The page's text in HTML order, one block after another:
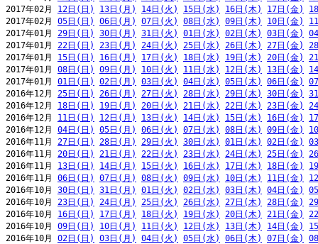
2017年02月 12日(日) 13日(月) 14日(火) 15日(水) 16日(木) 17日(金)
2017年02月 05日(日) 06日(月) 07日(火) 08日(水) 09日(木) 10日(金)
2017年01月 29日(日) 30日(月) 31日(火) 01日(水) 02日(木) 03日(金)
2017年01月 22日(日) 23日(月) 24日(火) 25日(水) 26日(木) 27日(金)
2017年01月 15日(日) 16日(月) 17日(火) 18日(水) 19日(木) 20日(金)
2017年01月 08日(日) 09日(月) 10日(火) 11日(水) 12日(木) 13日(金)
2017年01月 01日(日) 02日(月) 03日(火) 04日(水) 05日(木) 06日(金)
2016年12月 25日(日) 26日(月) 27日(火) 28日(水) 29日(木) 30日(金)
2016年12月 18日(日) 19日(月) 20日(火) 21日(水) 22日(木) 23日(金)
2016年12月 11日(日) 12日(月) 13日(火) 14日(水) 15日(木) 16日(金)
2016年12月 04日(日) 05日(月) 06日(火) 07日(水) 08日(木) 09日(金)
2016年11月 27日(日) 28日(月) 29日(火) 30日(水) 01日(木) 02日(金)
2016年11月 20日(日) 21日(月) 22日(火) 23日(水) 24日(木) 25日(金)
2016年11月 13日(日) 14日(月) 15日(火) 16日(水) 17日(木) 18日(金)
2016年11月 06日(日) 07日(月) 08日(火) 09日(水) 10日(木) 11日(金)
2016年10月 30日(日) 31日(月) 01日(火) 02日(水) 03日(木) 04日(金)
2016年10月 23日(日) 24日(月) 25日(火) 26日(水) 27日(木) 28日(金)
2016年10月 16日(日) 17日(月) 18日(火) 19日(水) 20日(木) 21日(金)
2016年10月 09日(日) 10日(月) 11日(火) 12日(水) 13日(木) 14日(金)
2016年10月 02日(日) 03日(月) 04日(火) 05日(水) 06日(木) 07日(金)